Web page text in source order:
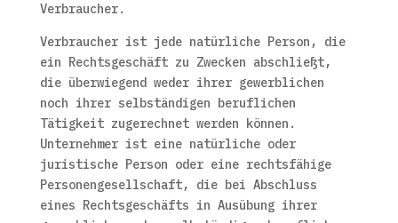
Verbraucher.
Verbraucher ist jede natürliche Person, die
ein Rechtsgeschäft zu Zwecken abschließt,
die überwiegend weder ihrer gewerblichen
noch ihrer selbständigen beruflichen
Tätigkeit zugerechnet werden können.
Unternehmer ist eine natürliche oder
juristische Person oder eine rechtsfähige
Personengesellschaft, die bei Abschluss
eines Rechtsgeschäfts in Ausübung ihrer